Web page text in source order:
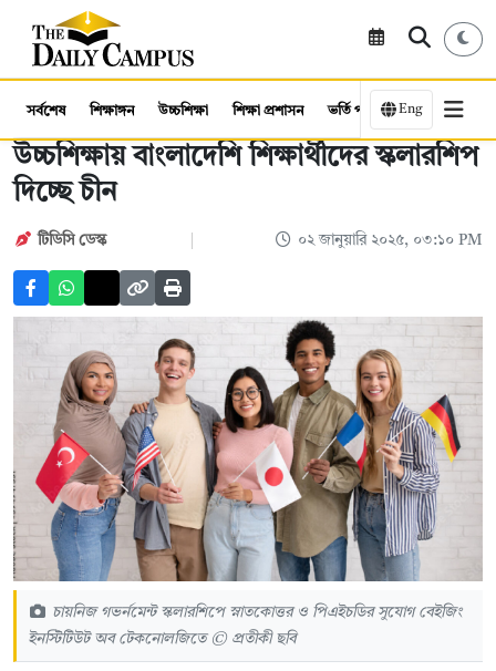
সর্বশেষ শিক্ষাঙ্গন উচ্চশিক্ষা শিক্ষা প্রশাসন ভর্তি পরীক্ষা কর্মসংস্থান
Eng
উচ্চশিক্ষায় বাংলাদেশি শিক্ষার্থীদের স্কলারশিপ
দিচ্ছে চীন
টিডিসি ডেস্ক ০২ জানুয়ারি ২০২৫, ০৩:১০ PM
চায়নিজ গভর্নমেন্ট স্কলারশিপে স্নাতকোত্তর ও পিএইচডির সুযোগ বেইজিং
ইনস্টিটিউট অব টেকনোলজিতে © প্রতীকী ছবি